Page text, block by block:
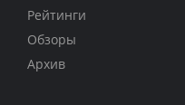
Рейтинги
Обзоры
Архив